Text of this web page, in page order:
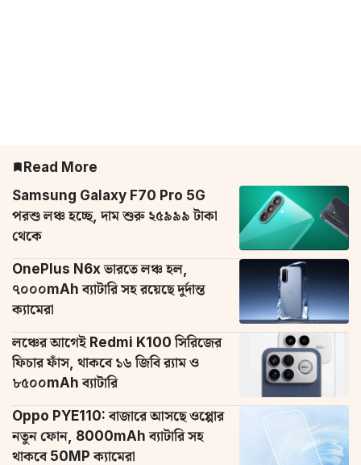
Read More
Samsung Galaxy F70 Pro 5G
পরশু লঞ্চ হচ্ছে, দাম শুরু ২৫৯৯৯ টাকা
থেকে
OnePlus N6x ভারতে লঞ্চ হল,
৭০০০mAh ব্যাটারি সহ রয়েছে দুর্দান্ত
ক্যামেরা
লঞ্চের আগেই Redmi K100 সিরিজের
ফিচার ফাঁস, থাকবে ১৬ জিবি র‌্যাম ও
৮৫০০mAh ব্যাটারি
Oppo PYE110: বাজারে আসছে ওপ্পোর
নতুন ফোন, 8000mAh ব্যাটারি সহ
থাকবে 50MP ক্যামেরা